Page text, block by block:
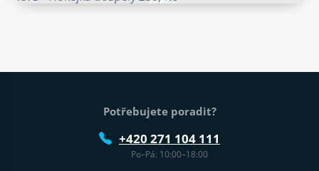
Patička webu
Potřebujete poradit?
+420 271 104 111
Po–Pá: 10:00–18:00